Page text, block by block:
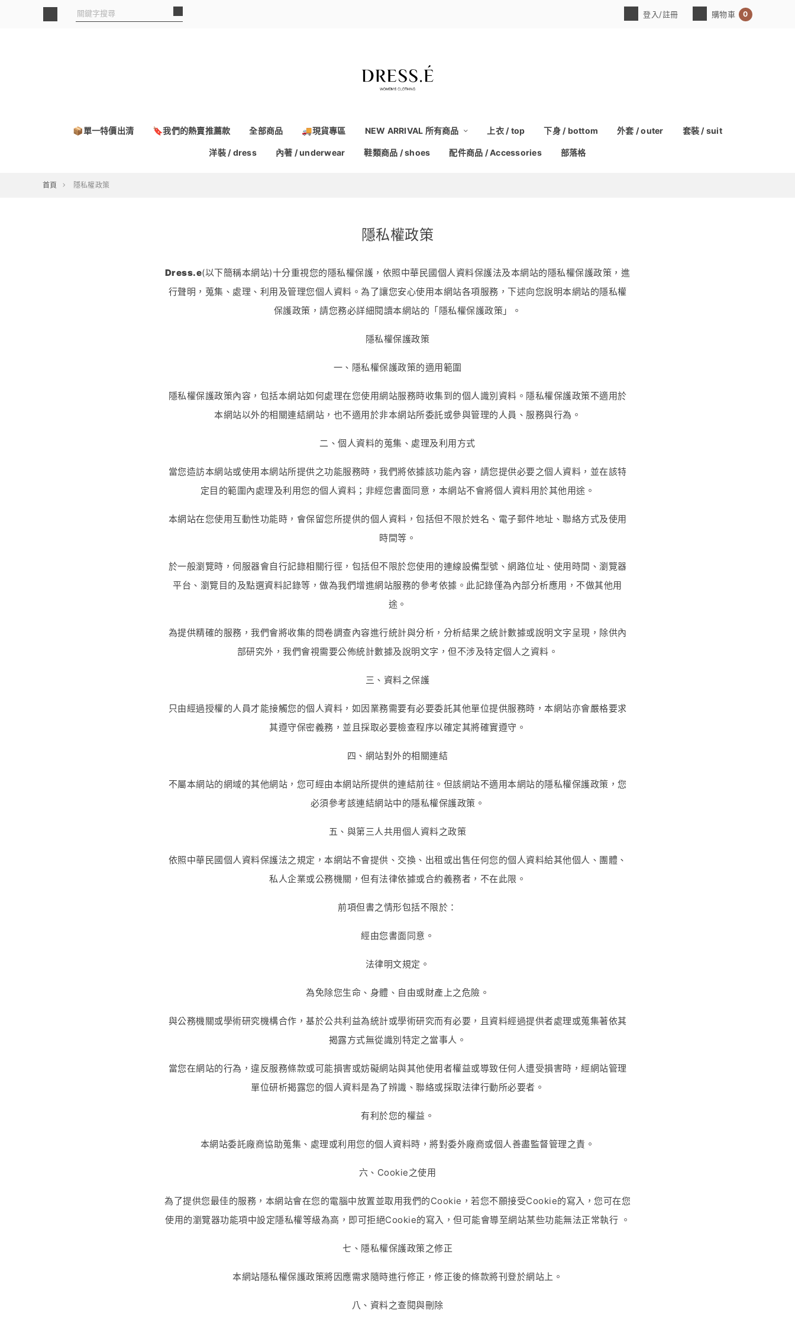
登入/註冊 購物車 0
📦單一特價出清 🔖我們的熱賣推薦款 全部商品 🚚現貨專區 NEW ARRIVAL 所有商品 上衣 / top 下身 / bottom 外套 / outer 套裝 / suit
洋裝 / dress 內著 / underwear 鞋類商品 / shoes 配件商品 / Accessories 部落格
首頁 隱私權政策
隱私權政策
Dress.e(以下簡稱本網站)十分重視您的隱私權保護，依照中華民國個人資料保護法及本網站的隱私權保護政策，進
行聲明，蒐集、處理、利用及管理您個人資料。為了讓您安心使用本網站各項服務，下述向您說明本網站的隱私權
保護政策，請您務必詳細閱讀本網站的「隱私權保護政策」。
隱私權保護政策
一、隱私權保護政策的適用範圍
隱私權保護政策內容，包括本網站如何處理在您使用網站服務時收集到的個人識別資料。隱私權保護政策不適用於
本網站以外的相關連結網站，也不適用於非本網站所委託或參與管理的人員、服務與行為。
二、個人資料的蒐集、處理及利用方式
當您造訪本網站或使用本網站所提供之功能服務時，我們將依據該功能內容，請您提供必要之個人資料，並在該特
定目的範圍內處理及利用您的個人資料；非經您書面同意，本網站不會將個人資料用於其他用途。
本網站在您使用互動性功能時，會保留您所提供的個人資料，包括但不限於姓名、電子郵件地址、聯絡方式及使用
時間等。
於一般瀏覽時，伺服器會自行記錄相關行徑，包括但不限於您使用的連線設備型號、網路位址、使用時間、瀏覽器
平台、瀏覽目的及點選資料記錄等，做為我們增進網站服務的參考依據。此記錄僅為內部分析應用，不做其他用
途。
為提供精確的服務，我們會將收集的問卷調查內容進行統計與分析，分析結果之統計數據或說明文字呈現，除供內
部研究外，我們會視需要公佈統計數據及說明文字，但不涉及特定個人之資料。
三、資料之保護
只由經過授權的人員才能接觸您的個人資料，如因業務需要有必要委託其他單位提供服務時，本網站亦會嚴格要求
其遵守保密義務，並且採取必要檢查程序以確定其將確實遵守。
四、網站對外的相關連結
不屬本網站的網域的其他網站，您可經由本網站所提供的連結前往。但該網站不適用本網站的隱私權保護政策，您
必須參考該連結網站中的隱私權保護政策。
五、與第三人共用個人資料之政策
依照中華民國個人資料保護法之規定，本網站不會提供、交換、出租或出售任何您的個人資料給其他個人、團體、
私人企業或公務機關，但有法律依據或合約義務者，不在此限。
前項但書之情形包括不限於：
經由您書面同意。
法律明文規定。
為免除您生命、身體、自由或財產上之危險。
與公務機關或學術研究機構合作，基於公共利益為統計或學術研究而有必要，且資料經過提供者處理或蒐集著依其
揭露方式無從識別特定之當事人。
當您在網站的行為，違反服務條款或可能損害或妨礙網站與其他使用者權益或導致任何人遭受損害時，經網站管理
單位研析揭露您的個人資料是為了辨識、聯絡或採取法律行動所必要者。
有利於您的權益。
本網站委託廠商協助蒐集、處理或利用您的個人資料時，將對委外廠商或個人善盡監督管理之責。
六、Cookie之使用
為了提供您最佳的服務，本網站會在您的電腦中放置並取用我們的Cookie，若您不願接受Cookie的寫入，您可在您
使用的瀏覽器功能項中設定隱私權等級為高，即可拒絕Cookie的寫入，但可能會導至網站某些功能無法正常執行 。
七、隱私權保護政策之修正
本網站隱私權保護政策將因應需求隨時進行修正，修正後的條款將刊登於網站上。
八、資料之查閱與刪除